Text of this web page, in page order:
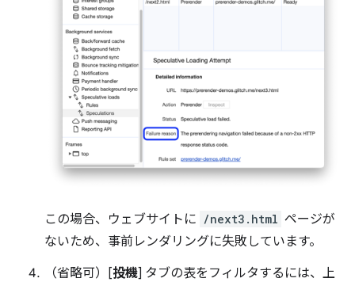
この場合、ウェブサイトに /next3.html ページが
ないため、事前レンダリングに失敗しています。
（省略可）[投機] タブの表をフィルタするには、上